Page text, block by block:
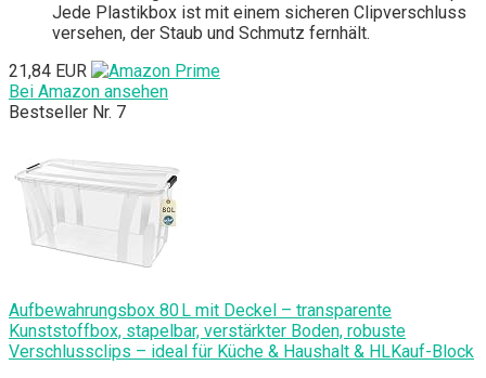
Jede Plastikbox ist mit einem sicheren Clipverschluss
versehen, der Staub und Schmutz fernhält.
21,84 EUR
Bei Amazon ansehen
Bestseller Nr. 7
Aufbewahrungsbox 80 L mit Deckel – transparente
Kunststoffbox, stapelbar, verstärkter Boden, robuste
Verschlussclips – ideal für Küche & Haushalt & HLKauf-Block